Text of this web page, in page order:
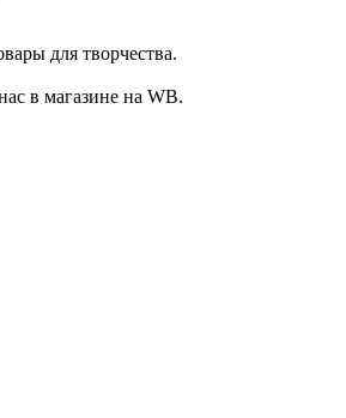
для творчества.
в магазине на WB.